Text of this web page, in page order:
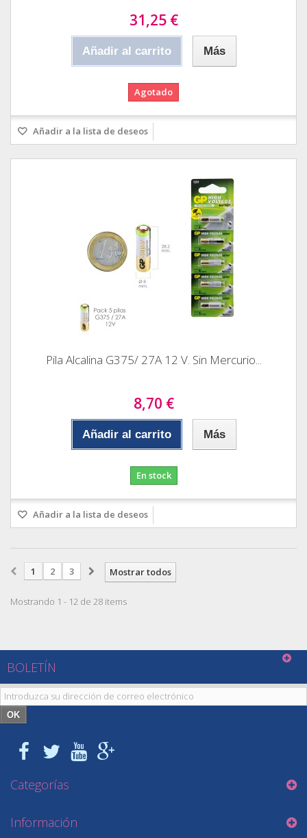
31,25 €
Añadir al carrito Más
Agotado
Añadir a la lista de deseos
Pila Alcalina G375/ 27A 12 V. Sin Mercurio...
8,70 €
Añadir al carrito Más
En stock
Añadir a la lista de deseos
Mostrar todos
1 2 3
Mostrando 1 - 12 de 28 items
BOLETÍN
OK
Categorías
Información